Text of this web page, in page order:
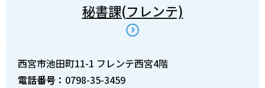
秘書課(フレンテ)
西宮市池田町11-1 フレンテ西宮4階
電話番号： 0798-35-3459